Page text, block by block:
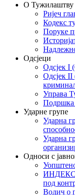
О Тужилаштву
Ријеч
Кодекс
Поруке
Одсјеци
Одсјек I
Одсјек II
Управа
Подршка
Ударне групе
Ударна
Ударна
Односи с
ИНДЕКС
под
Водич о